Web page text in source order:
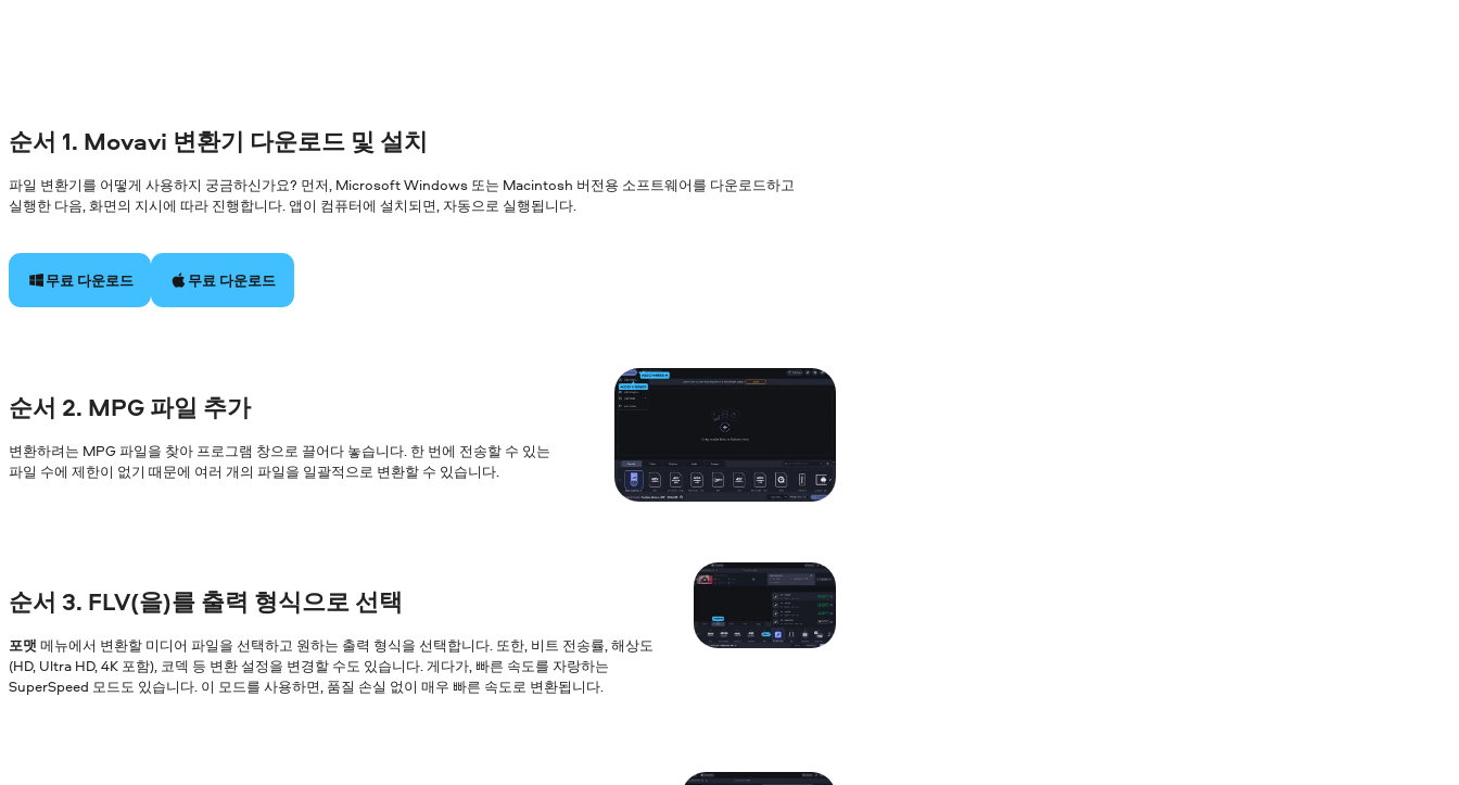
순서 1. Movavi 변환기 다운로드 및 설치
파일 변환기를 어떻게 사용하지 궁금하신가요? 먼저, Microsoft Windows 또는 Macintosh 버전용 소프트웨어를 다운로드하고
실행한 다음, 화면의 지시에 따라 진행합니다. 앱이 컴퓨터에 설치되면, 자동으로 실행됩니다.
무료 다운로드 무료 다운로드
순서 2. MPG 파일 추가
변환하려는 MPG 파일을 찾아 프로그램 창으로 끌어다 놓습니다. 한 번에 전송할 수 있는
파일 수에 제한이 없기 때문에 여러 개의 파일을 일괄적으로 변환할 수 있습니다.
순서 3. FLV(을)를 출력 형식으로 선택
포맷 메뉴에서 변환할 미디어 파일을 선택하고 원하는 출력 형식을 선택합니다. 또한, 비트 전송률, 해상도
(HD, Ultra HD, 4K 포함), 코덱 등 변환 설정을 변경할 수도 있습니다. 게다가, 빠른 속도를 자랑하는
SuperSpeed 모드도 있습니다. 이 모드를 사용하면, 품질 손실 없이 매우 빠른 속도로 변환됩니다.